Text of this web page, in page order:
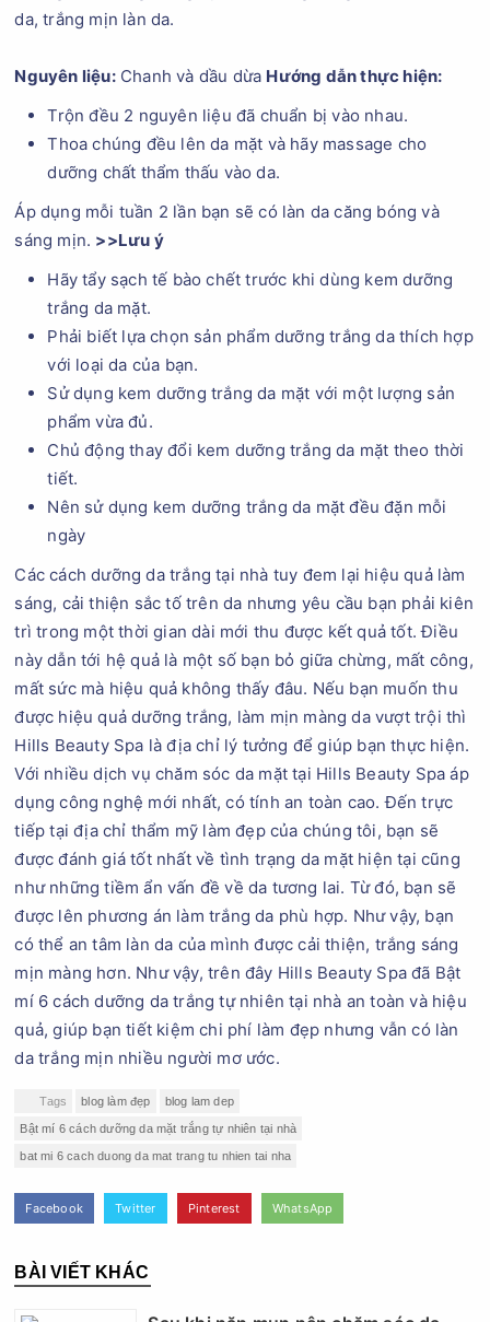
da, trắng mịn làn da.
Nguyên liệu:Chanh và dầu dừa Hướng dẫn thực hiện:
Trộn đều 2 nguyên liệu đã chuẩn bị vào nhau.
Thoa chúng đều lên da mặt và hãy massage cho
dưỡng chất thẩm thấu vào da.
Áp dụng mỗi tuần 2 lần bạn sẽ có làn da căng bóng và
sáng mịn. >>Lưu ý
Hãy tẩy sạch tế bào chết trước khi dùng kem dưỡng
trắng da mặt.
Phải biết lựa chọn sản phẩm dưỡng trắng da thích hợp
với loại da của bạn.
Sử dụng kem dưỡng trắng da mặt với một lượng sản
phẩm vừa đủ.
Chủ động thay đổi kem dưỡng trắng da mặt theo thời
tiết.
Nên sử dụng kem dưỡng trắng da mặt đều đặn mỗi
ngày
Các cách dưỡng da trắng tại nhà tuy đem lại hiệu quả làm
sáng, cải thiện sắc tố trên da nhưng yêu cầu bạn phải kiên
trì trong một thời gian dài mới thu được kết quả tốt. Điều
này dẫn tới hệ quả là một số bạn bỏ giữa chừng, mất công,
mất sức mà hiệu quả không thấy đâu. Nếu bạn muốn thu
được hiệu quả dưỡng trắng, làm mịn màng da vượt trội thì
Hills Beauty Spa là địa chỉ lý tưởng để giúp bạn thực hiện.
Với nhiều dịch vụ chăm sóc da mặt tại Hills Beauty Spa áp
dụng công nghệ mới nhất, có tính an toàn cao. Đến trực
tiếp tại địa chỉ thẩm mỹ làm đẹp của chúng tôi, bạn sẽ
được đánh giá tốt nhất về tình trạng da mặt hiện tại cũng
như những tiềm ẩn vấn đề về da tương lai. Từ đó, bạn sẽ
được lên phương án làm trắng da phù hợp. Như vậy, bạn
có thể an tâm làn da của mình được cải thiện, trắng sáng
mịn màng hơn. Như vậy, trên đây Hills Beauty Spa đã Bật
mí 6 cách dưỡng da trắng tự nhiên tại nhà an toàn và hiệu
quả, giúp bạn tiết kiệm chi phí làm đẹp nhưng vẫn có làn
da trắng mịn nhiều người mơ ước.
Tags blog làm đẹp blog lam dep
Bật mí 6 cách dưỡng da mặt trắng tự nhiên tại nhà
bat mi 6 cach duong da mat trang tu nhien tai nha
Facebook Twitter Pinterest WhatsApp
BÀI VIẾT KHÁC